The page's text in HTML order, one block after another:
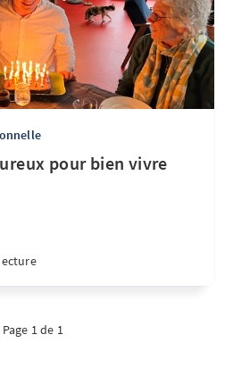
pour bien vivre
Page 1 de 1